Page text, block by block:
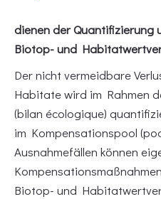
dienen der Quantifizierung
Biotop- und
Der nicht vermeidbare
Habitate wird im Rahmen
(bilan écologique)
im Kompensationspool
Ausnahmefällen können
Biotop- und